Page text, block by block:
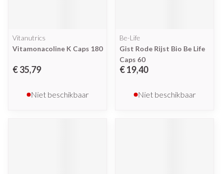
Vitanutrics
Vitamonacoline K Caps 180
€ 35,79
Niet beschikbaar
Be-Life
Gist Rode Rijst Bio Be Life
Caps 60
€ 19,40
Niet beschikbaar